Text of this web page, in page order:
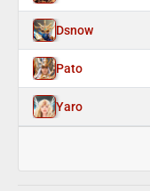
Dsnow
Pato
Yaro